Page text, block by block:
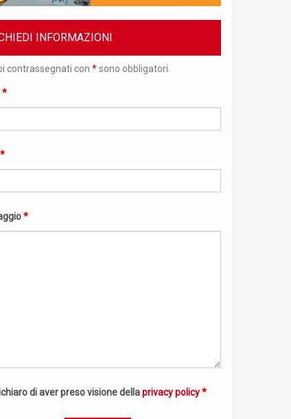
INFORMAZIONI
contrassegnati con *sono obbligatori.
*
*
*
di aver preso visione dellaprivacy policy*